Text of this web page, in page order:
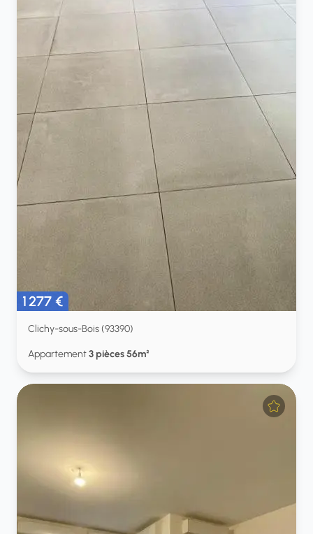
1 277 €
Clichy-sous-Bois (93390)
Appartement3 pièces 56m²